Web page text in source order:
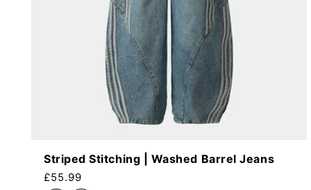
Striped Stitching | Washed Barrel Jeans
Precio habitual
£55.99